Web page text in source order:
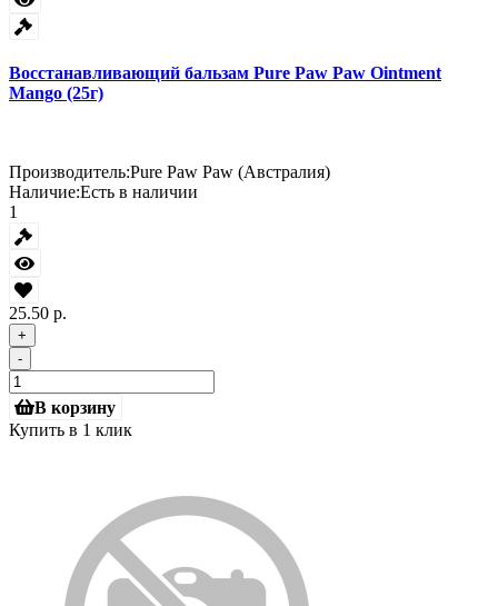
Восстанавливающий бальзам Pure Paw Paw Ointment
Mango (25г)
Производитель:Pure Paw Paw (Австралия)
Наличие:Есть в наличии
1
25.50 р.
+
-
В корзину
Купить в 1 клик